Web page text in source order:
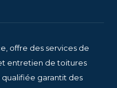
offre des services de
entretien de toitures
garantit des